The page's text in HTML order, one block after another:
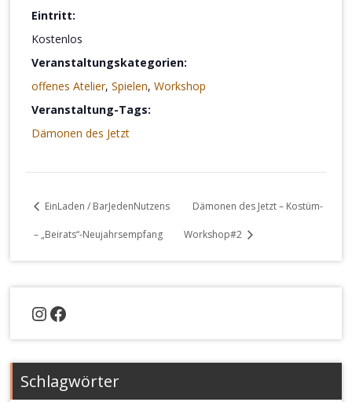
Eintritt:
Kostenlos
Veranstaltungskategorien:
offenes Atelier, Spielen, Workshop
Veranstaltung-Tags:
Dämonen des Jetzt
EinLaden / BarJedenNutzens
– „Beirats“-Neujahrsempfang
Dämonen des Jetzt – Kostüm-
Workshop#2
Instagram
Facebook
Schlagwörter